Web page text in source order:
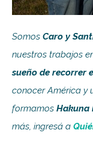
Somos Caro y
nuestros trabajos
sueño de recorrer
conocer América y
formamos Hakuna
más, ingresá a